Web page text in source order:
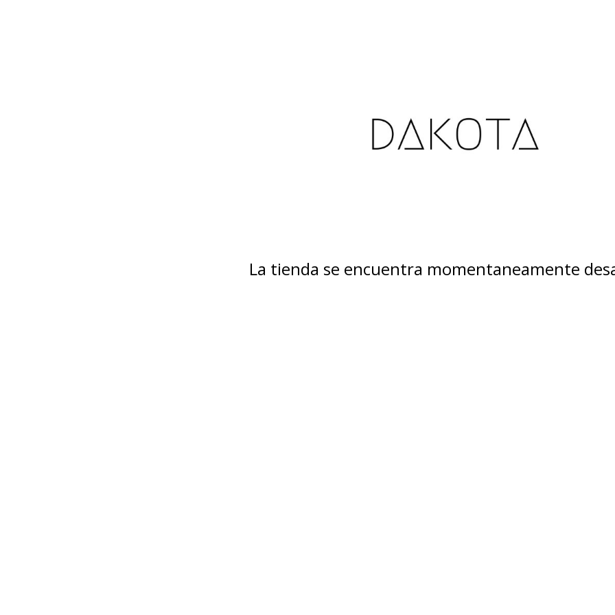
La tienda se encuentra momentaneamente